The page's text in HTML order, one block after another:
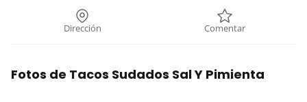
Dirección Comentar
Fotos de Tacos Sudados Sal Y Pimienta